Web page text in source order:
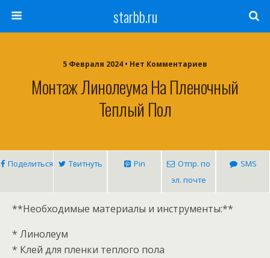
starbb.ru
5 Февраля 2024 • Нет Комментариев
Монтаж Линолеума На Пленочный
Теплый Пол
Поделиться Твитнуть Pin
Отпр. по
эл. почте
SMS
**Необходимые материалы и инструменты:**
* Линолеум
* Клей для пленки теплого пола